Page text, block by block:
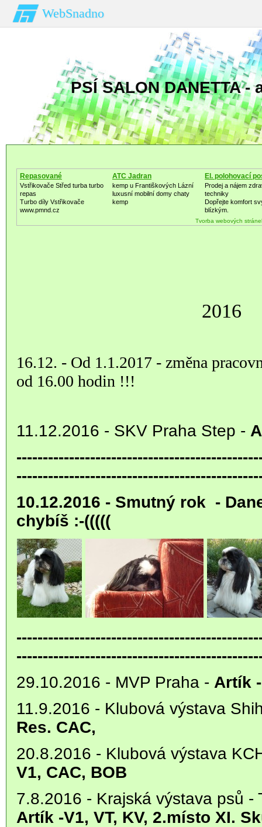
WebSnadno
PSÍ SALON DANETTA -
Repasované
Turbodmychadlo
Vstřikovače Střed turba turbo
repas
Turbo díly Vstřikovače
www.pmnd.cz
ATC Jadran
kemp u Františkových Lázní
luxusní mobilní domy chaty
kemp
El. polohovací
Prodej a nájem
techniky
Dopřejte komfort
blízkým.
Tvorba webových
2016
16.12. - Od 1.1.2017 - změna
od 16.00 hodin !!!
11.12.2016 - SKV Praha Step -
10.12.2016 - Smutný rok -
chybíš :-(((((
29.10.2016 - MVP Praha - Artík
11.9.2016 - Klubová výstava
Res. CAC,
20.8.2016 - Klubová výstava
V1, CAC, BOB
7.8.2016 - Krajská výstava psů
Artík -V1, VT, KV, 2.místo XI.